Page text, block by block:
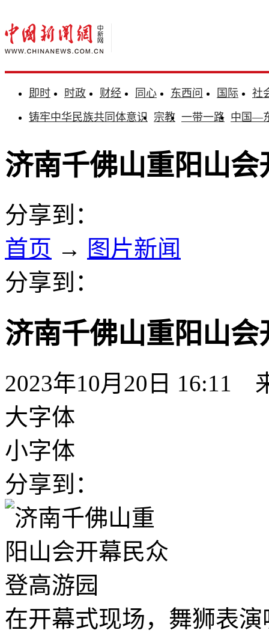
即时 时政 财经 同心 东西问 国际
社
铸牢中华民族共同体意识 宗教 一带一路 中国—
济南千佛山重阳山
分享到：
首页 → 图片新闻
分享到：
济南千佛山重阳山
2023年10月20日 16:11
大字体
小字体
分享到：
在开幕式现场，舞狮表